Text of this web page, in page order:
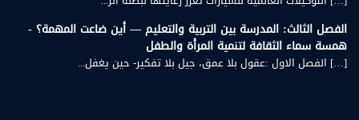
الفصل الثالث: المدرسة بين التربية والتعليم — أين ضاعت المهمة؟ -
همسة سماء الثقافة لتنمية المرأة والطفل
[…] الفصل الاول :عقول بلا عمق، جيل بلا تفكير- حين يغفل...